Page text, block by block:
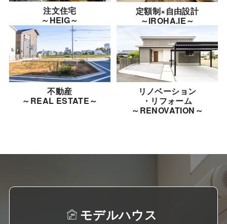
注文住宅
～HEIG～
定額制×自由設計
～IROHA.IE～
不動産
～REAL ESTATE～
リノベーション
・リフォーム
～RENOVATION～
モデルハウス